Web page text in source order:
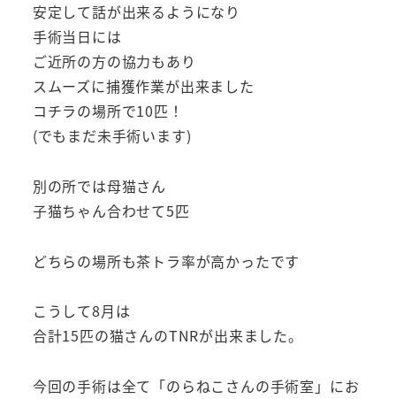
安定して話が出来るようになり
手術当日には
ご近所の方の協力もあり
スムーズに捕獲作業が出来ました
コチラの場所で10匹！
(でもまだ未手術います)
別の所では母猫さん
子猫ちゃん合わせて5匹
どちらの場所も茶トラ率が高かったです
こうして8月は
合計15匹の猫さんのTNRが出来ました。
今回の手術は全て「のらねこさんの手術室」にお